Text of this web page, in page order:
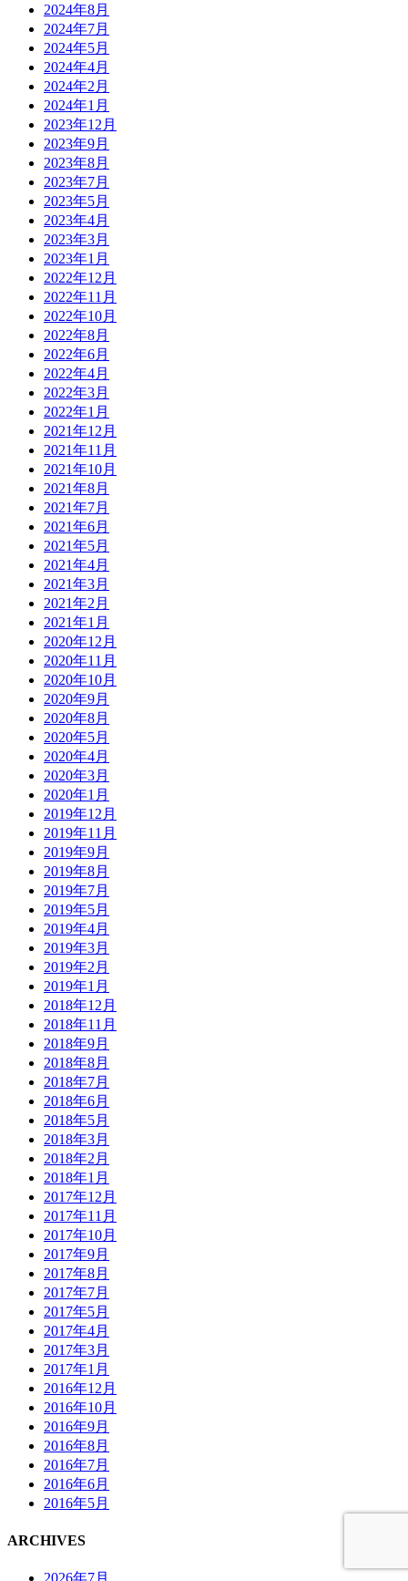
2024年8月
2024年7月
2024年5月
2024年4月
2024年2月
2024年1月
2023年12月
2023年9月
2023年8月
2023年7月
2023年5月
2023年4月
2023年3月
2023年1月
2022年12月
2022年11月
2022年10月
2022年8月
2022年6月
2022年4月
2022年3月
2022年1月
2021年12月
2021年11月
2021年10月
2021年8月
2021年7月
2021年6月
2021年5月
2021年4月
2021年3月
2021年2月
2021年1月
2020年12月
2020年11月
2020年10月
2020年9月
2020年8月
2020年5月
2020年4月
2020年3月
2020年1月
2019年12月
2019年11月
2019年9月
2019年8月
2019年7月
2019年5月
2019年4月
2019年3月
2019年2月
2019年1月
2018年12月
2018年11月
2018年9月
2018年8月
2018年7月
2018年6月
2018年5月
2018年3月
2018年2月
2018年1月
2017年12月
2017年11月
2017年10月
2017年9月
2017年8月
2017年7月
2017年5月
2017年4月
2017年3月
2017年1月
2016年12月
2016年10月
2016年9月
2016年8月
2016年7月
2016年6月
2016年5月
ARCHIVES
2026年7月